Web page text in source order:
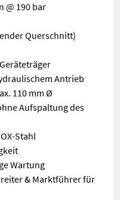
@ 190 bar
Querschnitt)
Antrieb
110 mm Ø
Aufspaltung des
Stahl
Wartung
& Marktführer für